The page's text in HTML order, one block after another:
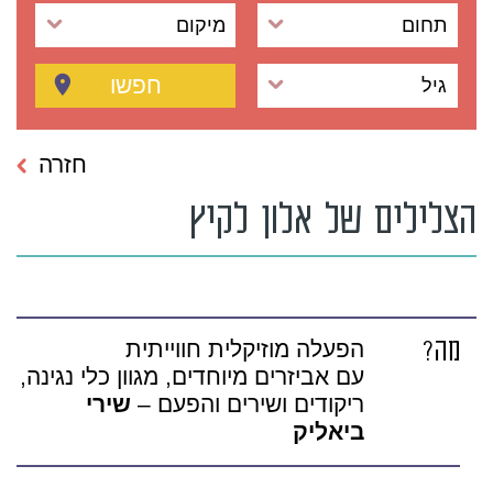
תחום מיקום
גיל חפשו
הצלילים של אלון לקיץ
חזרה
מה?
הפעלה מוזיקלית חווייתית
עם אביזרים מיוחדים, מגוון כלי נגינה,
ריקודים ושירים והפעם – שירי
ביאליק